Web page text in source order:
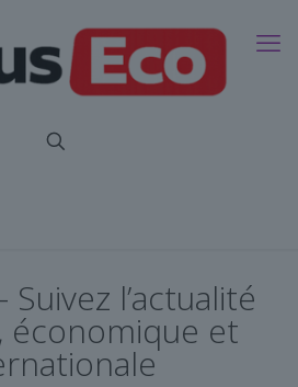
l’actualité
économique et